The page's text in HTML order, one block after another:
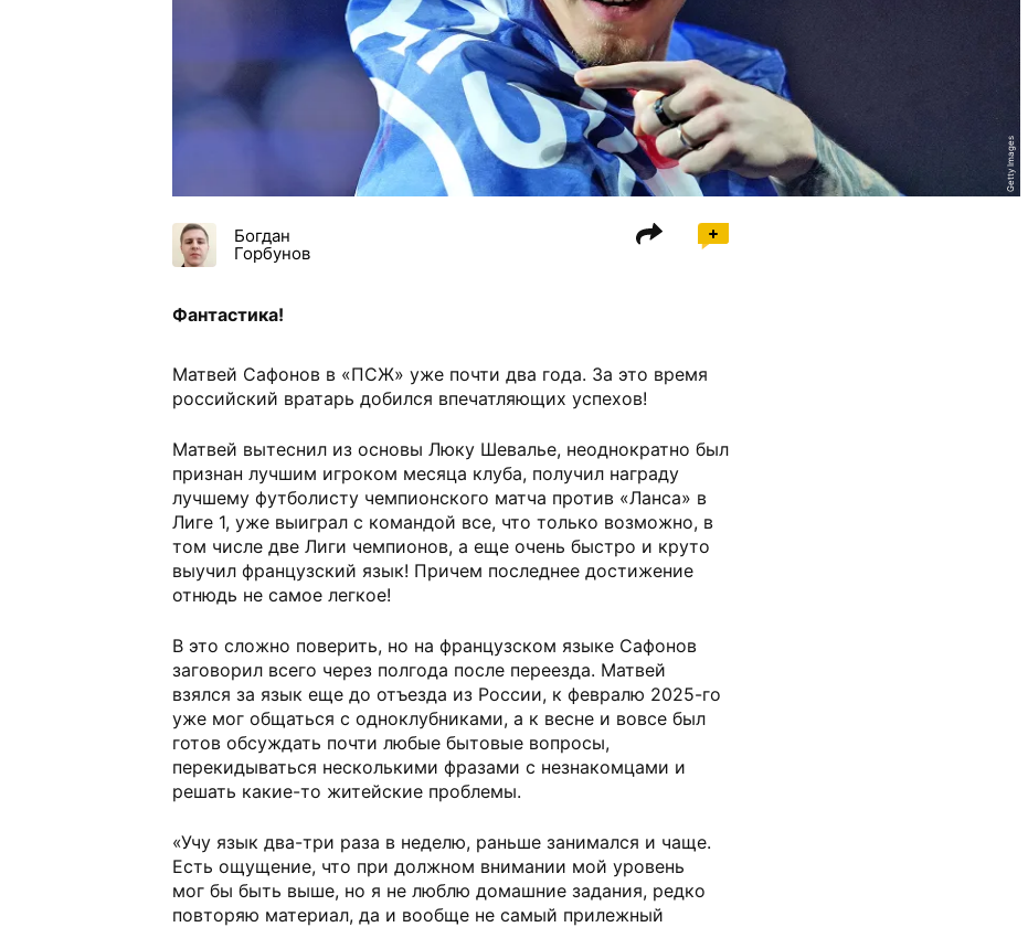
Getty Images
Богдан
Горбунов
Фантастика!
Матвей Сафонов в «ПСЖ» уже почти два года. За это время
российский вратарь добился впечатляющих успехов!
Матвей вытеснил из основы Люку Шевалье, неоднократно был
признан лучшим игроком месяца клуба, получил награду
лучшему футболисту чемпионского матча против «Ланса» в
Лиге 1, уже выиграл с командой все, что только возможно, в
том числе две Лиги чемпионов, а еще очень быстро и круто
выучил французский язык! Причем последнее достижение
отнюдь не самое легкое!
В это сложно поверить, но на французском языке Сафонов
заговорил всего через полгода после переезда. Матвей
взялся за язык еще до отъезда из России, к февралю 2025-го
уже мог общаться с одноклубниками, а к весне и вовсе был
готов обсуждать почти любые бытовые вопросы,
перекидываться несколькими фразами с незнакомцами и
решать какие-то житейские проблемы.
«Учу язык два-три раза в неделю, раньше занимался и чаще.
Есть ощущение, что при должном внимании мой уровень
мог бы быть выше, но я не люблю домашние задания, редко
повторяю материал, да и вообще не самый прилежный